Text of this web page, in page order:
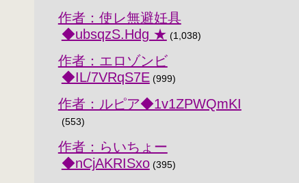
作者：使レ無避妊具
◆ubsqzS.Hdg ★ (1,038)
作者：エロゾンビ
◆IL/7VRqS7E(999)
作者：ルピア◆1v1ZPWQmKI
(553)
作者：らいちょー
◆nCjAKRISxo(395)